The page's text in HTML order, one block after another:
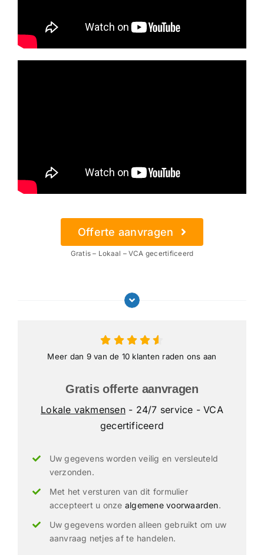
Offerte aanvragen
Gratis – Lokaal – VCA gecertificeerd
Meer dan 9 van de 10 klanten raden ons aan
Gratis offerte aanvragen
Lokale vakmensen- 24/7 service - VCA
gecertificeerd
Uw gegevens worden veilig en versleuteld
verzonden.
Met het versturen van dit formulier
accepteert u onze algemene voorwaarden.
Uw gegevens worden alleen gebruikt om uw
aanvraag netjes af te handelen.